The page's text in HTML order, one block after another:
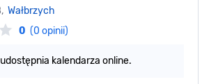
Wałbrzych
0 (0 opinii)
kalendarza online.